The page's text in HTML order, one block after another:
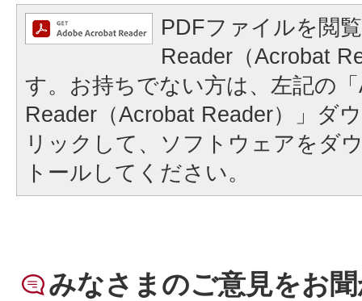
PDFファイルを閲
Reader（Acrobat
す。お持ちでない方は、左記の
Reader（Acrobat Reader）」ダ
リックして、ソフトウェアをダ
トールしてください。
みなさまのご意見をお